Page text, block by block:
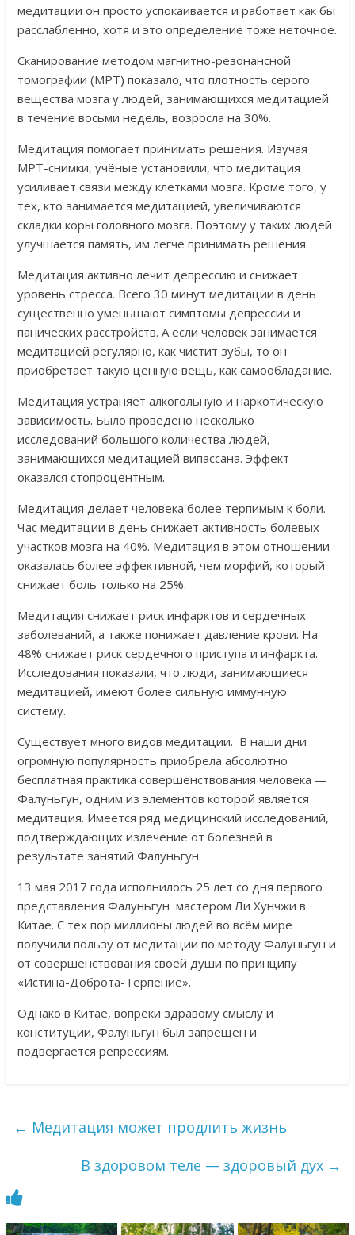
медитации он просто успокаивается и работает как бы
расслабленно, хотя и это определение тоже неточное.
Сканирование методом магнитно-резонансной
томографии (МРТ) показало, что плотность серого
вещества мозга у людей, занимающихся медитацией
в течение восьми недель, возросла на 30%.
Медитация помогает принимать решения. Изучая
МРТ-снимки, учёные установили, что медитация
усиливает связи между клетками мозга. Кроме того, у
тех, кто занимается медитацией, увеличиваются
складки коры головного мозга. Поэтому у таких людей
улучшается память, им легче принимать решения.
Медитация активно лечит депрессию и снижает
уровень стресса. Всего 30 минут медитации в день
существенно уменьшают симптомы депрессии и
панических расстройств. А если человек занимается
медитацией регулярно, как чистит зубы, то он
приобретает такую ценную вещь, как самообладание.
Медитация устраняет алкогольную и наркотическую
зависимость. Было проведено несколько
исследований большого количества людей,
занимающихся медитацией випассана. Эффект
оказался стопроцентным.
Медитация делает человека более терпимым к боли.
Час медитации в день снижает активность болевых
участков мозга на 40%. Медитация в этом отношении
оказалась более эффективной, чем морфий, который
снижает боль только на 25%.
Медитация снижает риск инфарктов и сердечных
заболеваний, а также понижает давление крови. На
48% снижает риск сердечного приступа и инфаркта.
Исследования показали, что люди, занимающиеся
медитацией, имеют более сильную иммунную
систему.
Существует много видов медитации. В наши дни
огромную популярность приобрела абсолютно
бесплатная практика совершенствования человека —
Фалуньгун, одним из элементов которой является
медитация. Имеется ряд медицинский исследований,
подтверждающих излечение от болезней в
результате занятий Фалуньгун.
13 мая 2017 года исполнилось 25 лет со дня первого
представления Фалуньгун мастером Ли Хунчжи в
Китае. С тех пор миллионы людей во всём мире
получили пользу от медитации по методу Фалуньгун и
от совершенствования своей души по принципу
«Истина-Доброта-Терпение».
Однако в Китае, вопреки здравому смыслу и
конституции, Фалуньгун был запрещён и
подвергается репрессиям.
← Медитация может продлить жизнь
В здоровом теле — здоровый дух →